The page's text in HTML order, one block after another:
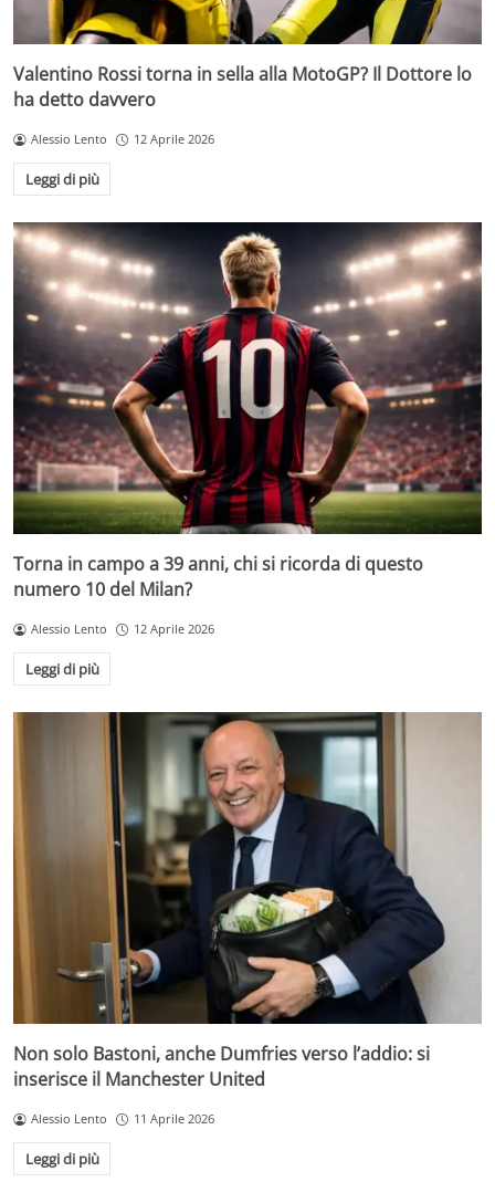
Valentino Rossi torna in sella alla MotoGP? Il Dottore lo
ha detto davvero
Alessio Lento 12 Aprile 2026
Leggi di più
Torna in campo a 39 anni, chi si ricorda di questo
numero 10 del Milan?
Alessio Lento 12 Aprile 2026
Leggi di più
Non solo Bastoni, anche Dumfries verso l’addio: si
inserisce il Manchester United
Alessio Lento 11 Aprile 2026
Leggi di più